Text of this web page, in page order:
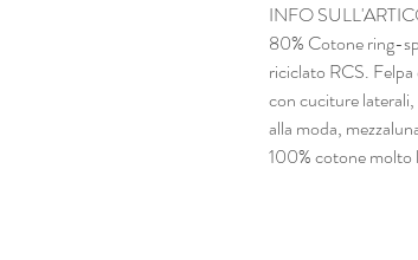
INFO
80% Cotone ring-
riciclato RCS.
con cuciture
alla moda,
100% cotone molto